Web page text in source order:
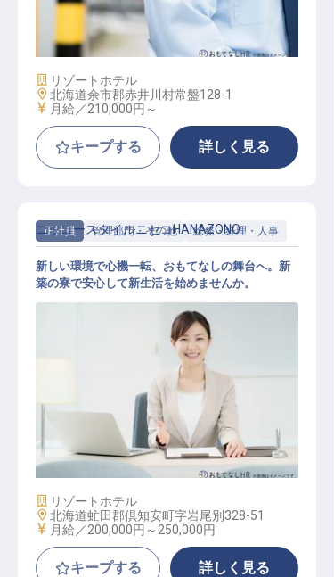
ライフガード
施設業態
リゾートホテル
勤務地
北海道余市郡赤井川村常盤128-1
給与
月給／210,000円～
キープする 詳しく見る
正社員 管理部門・その他 総務・経理・人事
総務スタッフ（一般職）
ニッコースタイルニセコHANAZONO
新しい環境で心機一転、おもてなしの舞台へ。新
築の寮で安心して新生活を始めませんか。
施設業態
リゾートホテル
勤務地
北海道虻田郡倶知安町字岩尾別328-51
給与
月給／200,000円～ 250,000円
キープする 詳しく見る